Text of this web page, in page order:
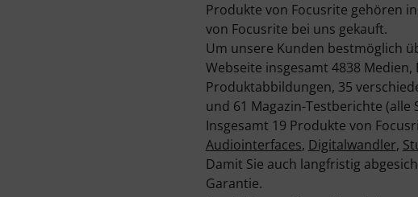
Produkte von Focusrite gehören
von Focusrite bei uns gekauft.
Um unsere Kunden bestmöglich
Webseite insgesamt 4838
Produktabbildungen, 35
und 61 Magazin-Testberichte (alle
Insgesamt 19 Produkte von
Audiointerfaces, Digitalwandler,
Damit Sie auch langfristig
Garantie.